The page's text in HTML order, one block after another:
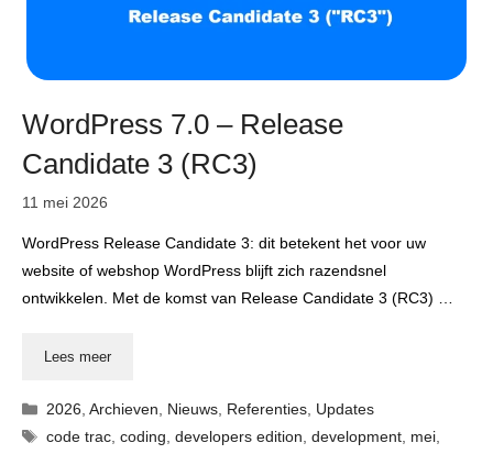
WordPress 7.0 – Release
Candidate 3 (RC3)
11 mei 2026
WordPress Release Candidate 3: dit betekent het voor uw
website of webshop WordPress blijft zich razendsnel
ontwikkelen. Met de komst van Release Candidate 3 (RC3) …
Lees meer
Categorieën
2026 ,Archieven Nieuws Referenties Updates
Tags
code trac ,coding ,developers edition ,development mei